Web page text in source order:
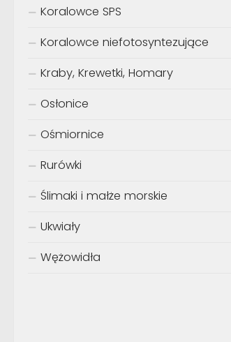
Koralowce SPS
Koralowce niefotosyntezujące
Kraby, Krewetki, Homary
Osłonice
Ośmiornice
Rurówki
Ślimaki i małże morskie
Ukwiały
Wężowidła